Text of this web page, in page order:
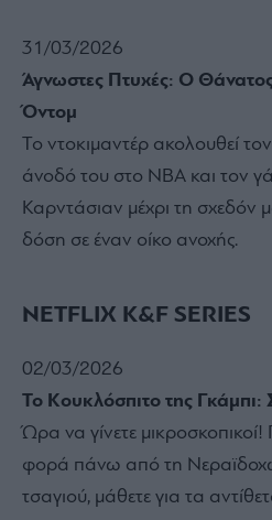
31/03/2026
Άγνωστες Πτυχές: Ο
Όντομ
Το ντοκιμαντέρ ακολουθεί
άνοδό του στο NBA και τον
Καρντάσιαν μέχρι τη σχεδόν
δόση σε έναν οίκο ανοχής.
NETFLIX K&F SERIES
02/03/2026
Το Κουκλόσπιτο της Γκάμπι:
Ώρα να γίνετε
φορά πάνω από τη
τσαγιού, μάθετε για τα